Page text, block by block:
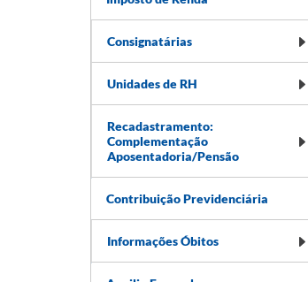
Consignatárias
Unidades de RH
Recadastramento:
Complementação
Aposentadoria/Pensão
Contribuição Previdenciária
Informações Óbitos